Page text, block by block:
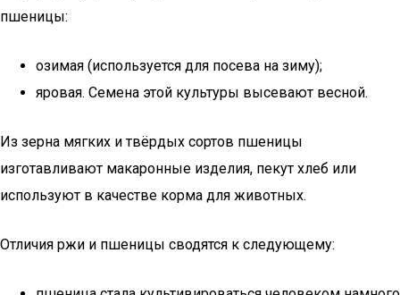
пшеницы:
озимая (используется для посева на зиму);
яровая. Семена этой культуры высевают весной.
Из зерна мягких и твёрдых сортов пшеницы
изготавливают макаронные изделия, пекут хлеб или
используют в качестве корма для животных.
Отличия ржи и пшеницы сводятся к следующему: